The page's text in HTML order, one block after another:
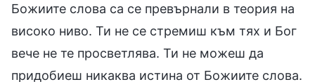
Божиите слова са се превърнали в теория на
високо ниво. Ти не се стремиш към тях и Бог
вече не те просветлява. Ти не можеш да
придобиеш никаква истина от Божиите слова.